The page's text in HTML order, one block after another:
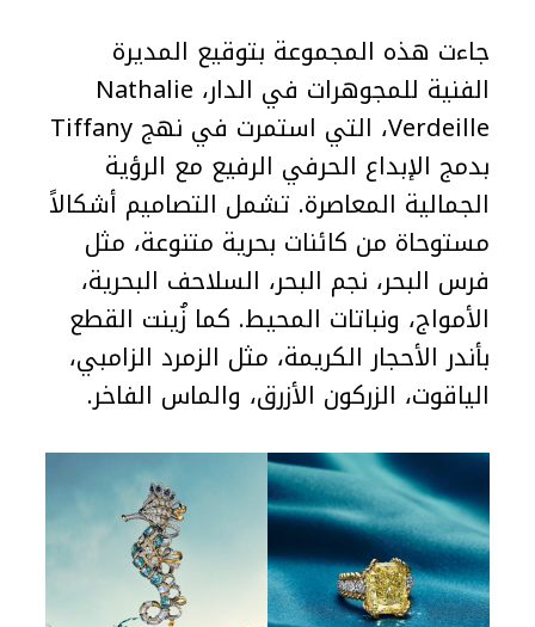
جاءت هذه المجموعة بتوقيع المديرة
الفنية للمجوهرات في الدار، Nathalie
Verdeille، التي استمرت في نهج Tiffany
بدمج الإبداع الحرفي الرفيع مع الرؤية
الجمالية المعاصرة. تشمل التصاميم أشكالاً
مستوحاة من كائنات بحرية متنوعة، مثل
فرس البحر، نجم البحر، السلاحف البحرية،
الأمواج، ونباتات المحيط. كما زُينت القطع
بأندر الأحجار الكريمة، مثل الزمرد الزامبي،
الياقوت، الزركون الأزرق، والماس الفاخر.